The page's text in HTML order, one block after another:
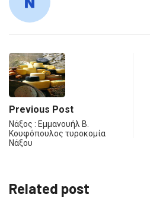
Previous Post
Νάξος : Εμμανουήλ Β.
Κουφόπουλος τυροκομία
Νάξου
Related post